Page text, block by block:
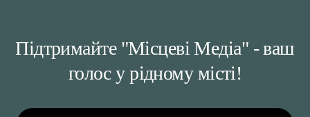
Підтримайте "Місцеві Медіа" - ваш
голос у рідному місті!